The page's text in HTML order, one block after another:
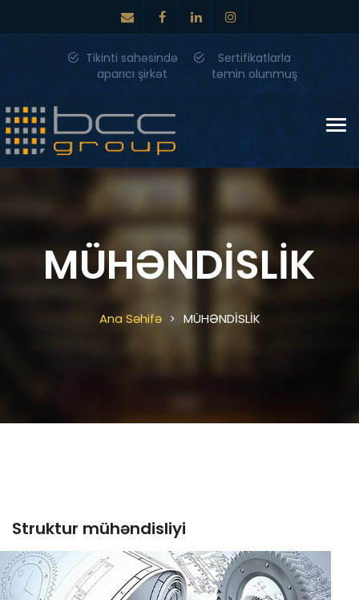
Tikinti sahəsində
aparıcı şirkət
Sertifikatlarla
təmin olunmuş
MÜHƏNDİSLİK
Ana Səhifə MÜHƏNDİSLİK
Struktur mühəndisliyi